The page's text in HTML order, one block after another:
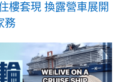
樓套現 換露營車展開
務